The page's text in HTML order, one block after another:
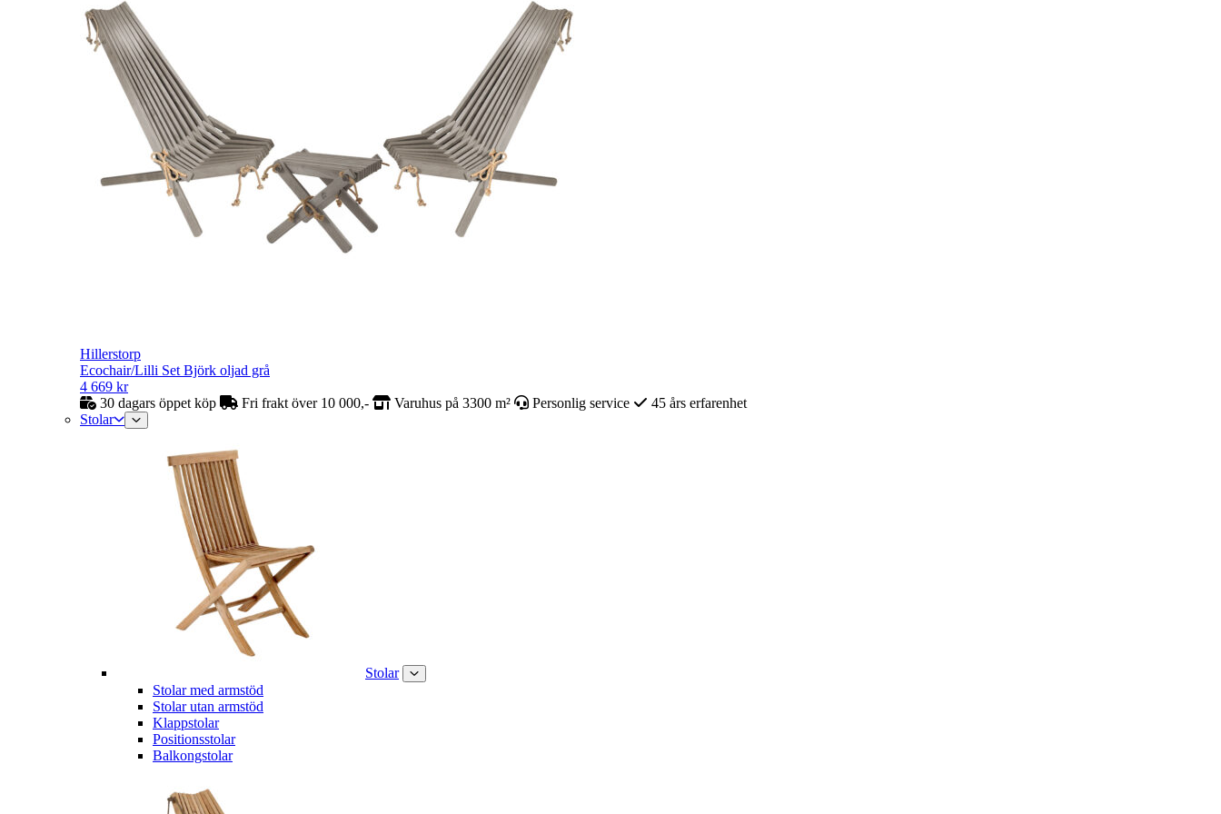
Hillerstorp
Ecochair/Lilli Set Björk oljad grå
4 669 kr
30 dagars öppet köp
Fri frakt över 10 000,- Varuhus på 3300 m² Personlig service
45 års erfarenhet
Stolar
Stolar
Stolar med armstöd
Stolar utan armstöd
Klappstolar
Positionsstolar
Balkongstolar